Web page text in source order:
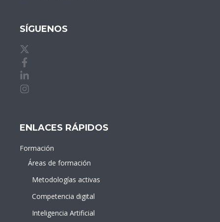
SÍGUENOS
ENLACES RÁPIDOS
Formación
Áreas de formación
Metodologías activas
Competencia digital
Inteligencia Artificial